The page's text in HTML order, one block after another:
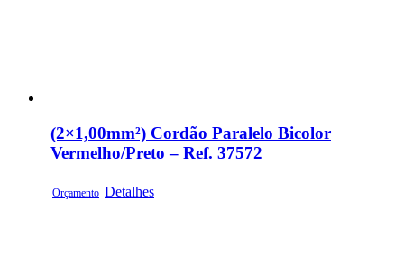
(2×1,00mm²) Cordão Paralelo Bicolor
Vermelho/Preto – Ref. 37572
Orçamento Detalhes